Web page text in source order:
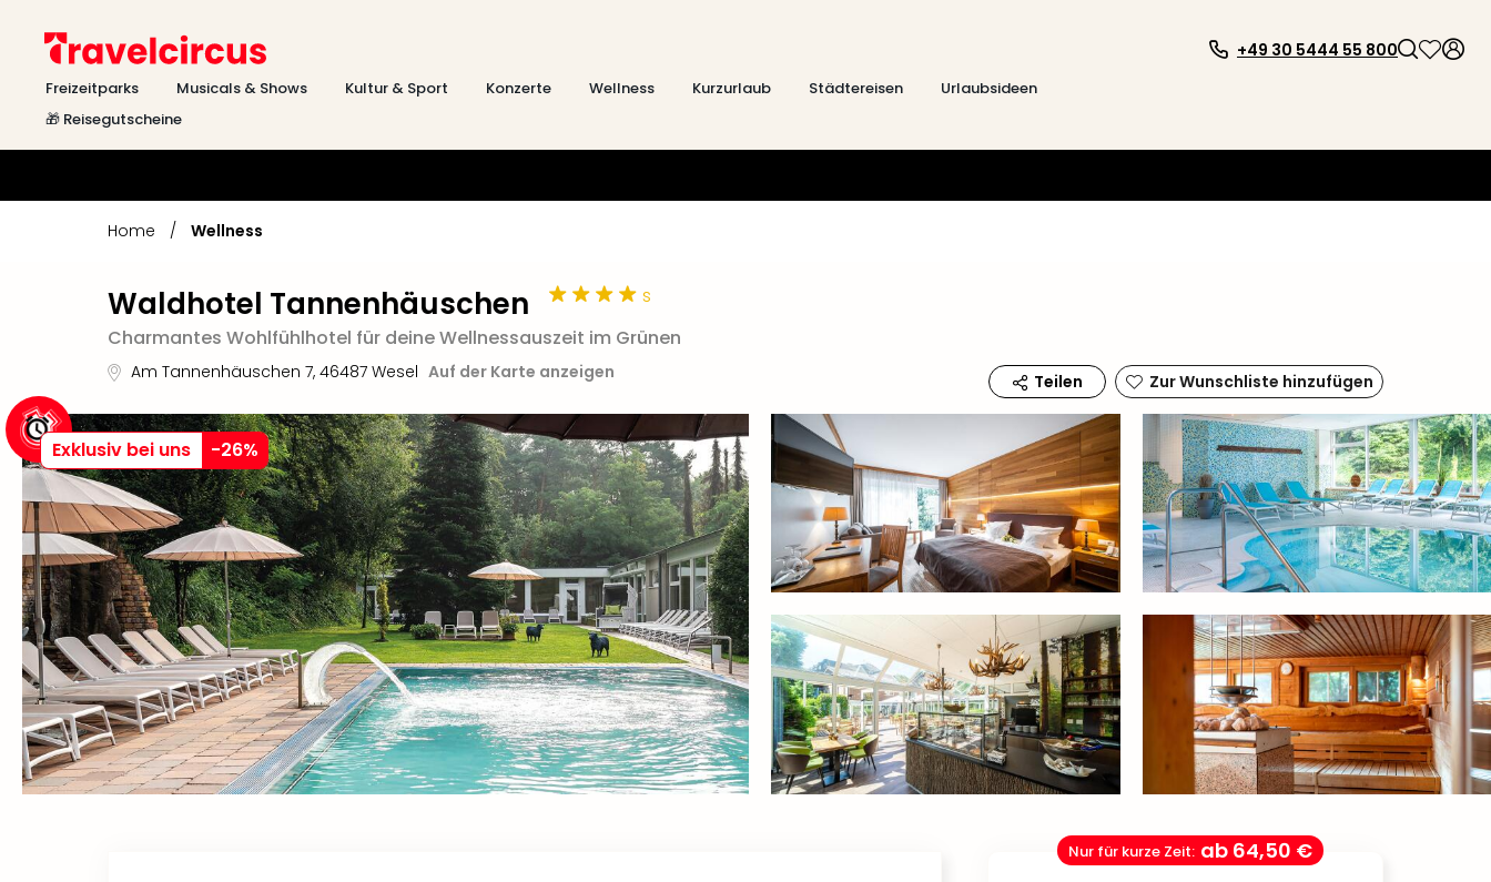
Freizeitparks Musicals & Shows Kultur & Sport Konzerte Wellness Kurzurlaub Städtereisen
Urlaubsideen
🎁 Reisegutscheine
+49 30 5444 55 800
Home / Wellness
Waldhotel Tannenhäuschen
s
Charmantes Wohlfühlhotel für deine Wellnessauszeit im Grünen
Am Tannenhäuschen 7, 46487 Wesel Auf der Karte anzeigen Teilen Zur Wunschliste hinzufügen
Exklusiv bei uns -26%
Nur für kurze Zeit: ab 64,50 €